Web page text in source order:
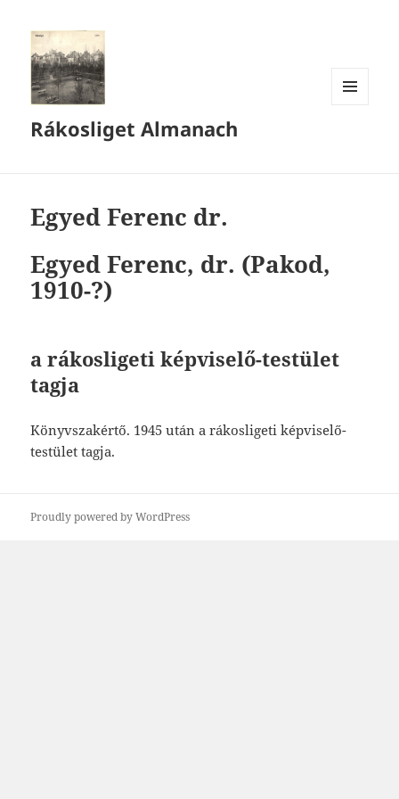
Rákosliget Almanach
Egyed Ferenc dr.
Egyed Ferenc, dr. (Pakod,
1910-?)
a rákosligeti képviselő-testület
tagja
Könyvszakértő. 1945 után a rákosligeti képviselő-
testület tagja.
Proudly powered by WordPress